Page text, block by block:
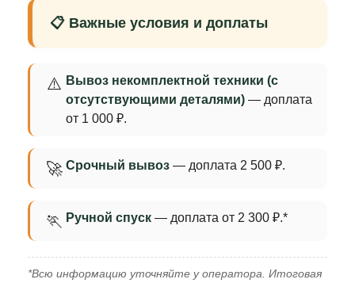
📋 Важные условия и доплаты
⚠️ Вывоз некомплектной техники (с
отсутствующими деталями) — доплата
от 1 000 ₽.
🚀 Срочный вывоз — доплата 2 500 ₽.
🏃 Ручной спуск — доплата от 2 300 ₽.*
*Всю информацию уточняйте у оператора. Итоговая